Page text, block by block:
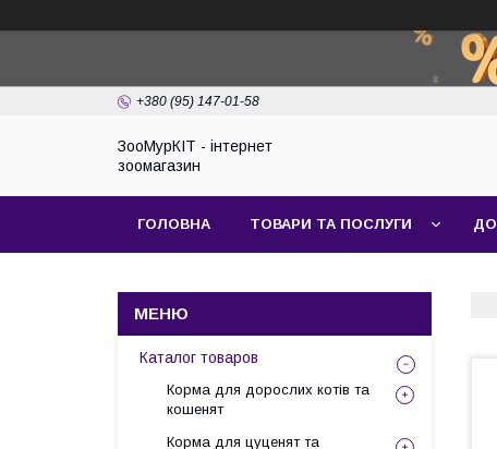
+380 (95) 147-01-58
ЗооМурКІТ - інтернет
зоомагазин
ГОЛОВНА ТОВАРИ ТА ПОСЛУГИ
Каталог товаров
Корма для дорослих котів та
кошенят
Корма для цуценят та